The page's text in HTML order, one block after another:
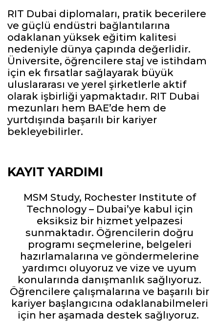
RIT Dubai diplomaları, pratik becerilere
ve güçlü endüstri bağlantılarına
odaklanan yüksek eğitim kalitesi
nedeniyle dünya çapında değerlidir.
Üniversite, öğrencilere staj ve istihdam
için ek fırsatlar sağlayarak büyük
uluslararası ve yerel şirketlerle aktif
olarak işbirliği yapmaktadır. RIT Dubai
mezunları hem BAE’de hem de
yurtdışında başarılı bir kariyer
bekleyebilirler.
KAYIT YARDIMI
MSM Study, Rochester Institute of
Technology – Dubai’ye kabul için
eksiksiz bir hizmet yelpazesi
sunmaktadır. Öğrencilerin doğru
programı seçmelerine, belgeleri
hazırlamalarına ve göndermelerine
yardımcı oluyoruz ve vize ve uyum
konularında danışmanlık sağlıyoruz.
Öğrencilere çalışmalarına ve başarılı bir
kariyer başlangıcına odaklanabilmeleri
için her aşamada destek sağlıyoruz.